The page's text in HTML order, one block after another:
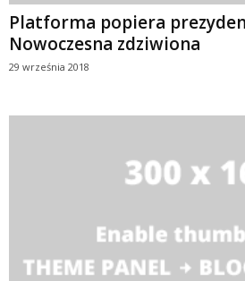
Platforma popiera
Nowoczesna zdziwiona
29 września 2018